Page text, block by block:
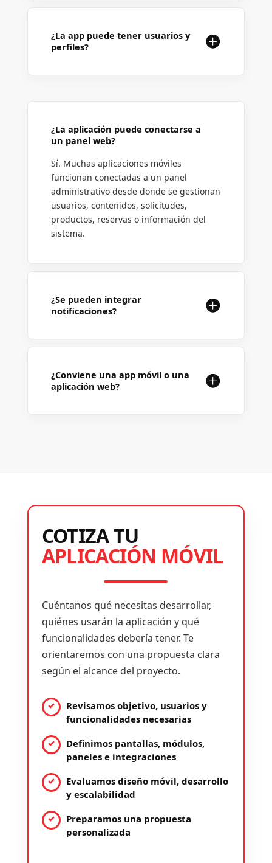
¿La app puede tener usuarios y
perfiles?
¿La aplicación puede conectarse a
un panel web?
Sí. Muchas aplicaciones móviles
funcionan conectadas a un panel
administrativo desde donde se gestionan
usuarios, contenidos, solicitudes,
productos, reservas o información del
sistema.
¿Se pueden integrar
notificaciones?
¿Conviene una app móvil o una
aplicación web?
COTIZA TU
APLICACIÓN MÓVIL
Cuéntanos qué necesitas desarrollar,
quiénes usarán la aplicación y qué
funcionalidades debería tener. Te
orientaremos con una propuesta clara
según el alcance del proyecto.
Revisamos objetivo, usuarios y
funcionalidades necesarias
Definimos pantallas, módulos,
paneles e integraciones
Evaluamos diseño móvil, desarrollo
y escalabilidad
Preparamos una propuesta
personalizada